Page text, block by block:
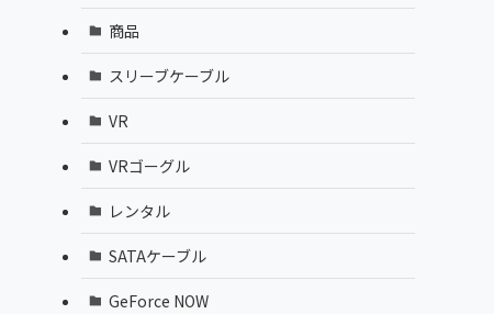
商品
スリーブケーブル
VR
VRゴーグル
レンタル
SATAケーブル
GeForce NOW